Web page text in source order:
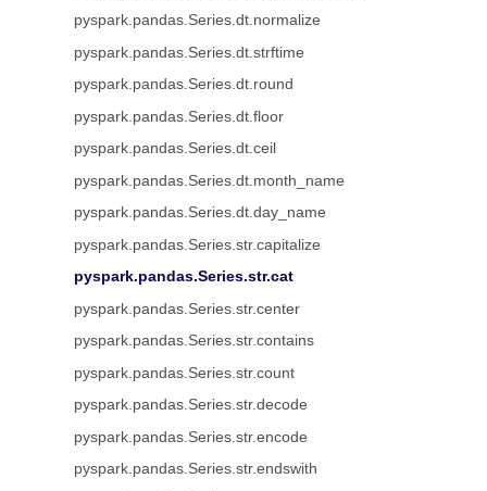
pyspark.pandas.Series.dt.normalize
pyspark.pandas.Series.dt.strftime
pyspark.pandas.Series.dt.round
pyspark.pandas.Series.dt.floor
pyspark.pandas.Series.dt.ceil
pyspark.pandas.Series.dt.month_name
pyspark.pandas.Series.dt.day_name
pyspark.pandas.Series.str.capitalize
pyspark.pandas.Series.str.cat
pyspark.pandas.Series.str.center
pyspark.pandas.Series.str.contains
pyspark.pandas.Series.str.count
pyspark.pandas.Series.str.decode
pyspark.pandas.Series.str.encode
pyspark.pandas.Series.str.endswith